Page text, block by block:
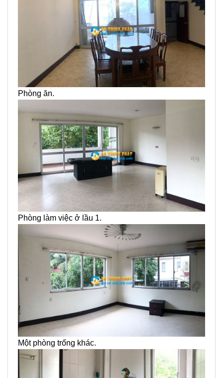
Phòng ăn.
Phòng làm việc ở lầu 1.
Một phòng trống khác.